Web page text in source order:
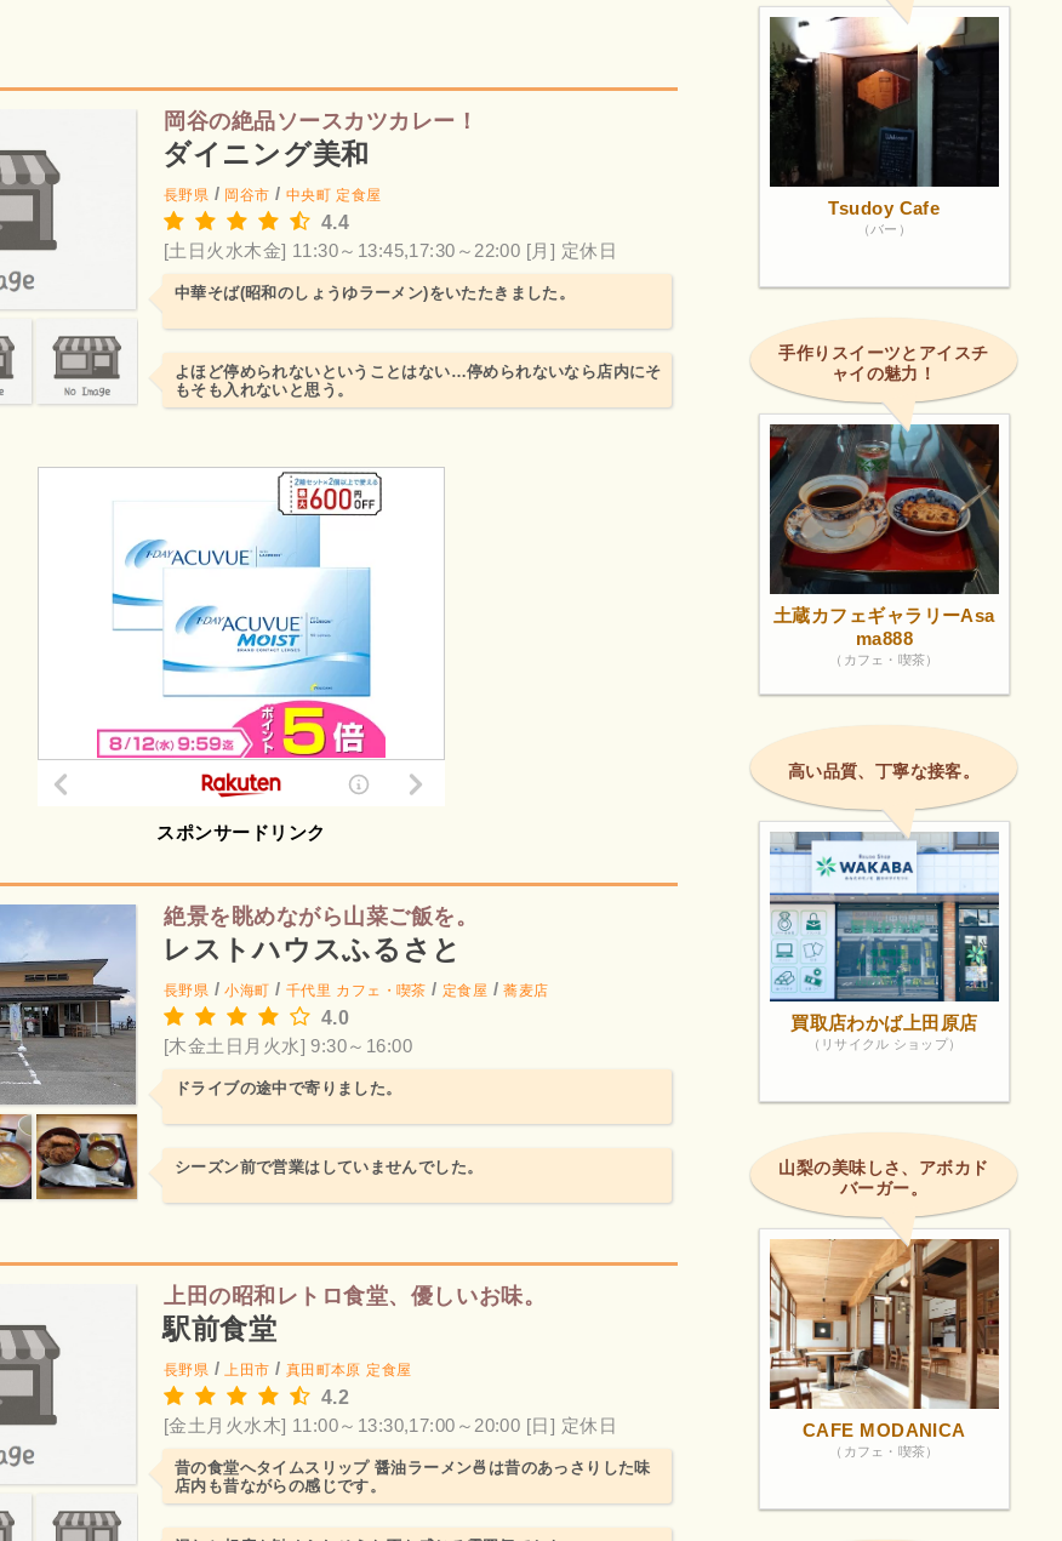
岡谷の絶品ソースカツカレー！
ダイニング美和
長野県 / 岡谷市 / 中央町 定食屋
4.4
[土日火水木金] 11:30～13:45,17:30～22:00 [月] 定休日
中華そば(昭和のしょうゆラーメン)をいたたきました。
よほど停められないということはない…停められないなら店内にそ
もそも入れないと思う。
スポンサードリンク
絶景を眺めながら山菜ご飯を。
レストハウスふるさと
長野県 /小海町 / 千代里 カフェ・喫茶 / 定食屋 /蕎麦店
4.0
[木金土日月火水] 9:30～16:00
ドライブの途中で寄りました。
シーズン前で営業はしていませんでした。
上田の昭和レトロ食堂、優しいお味。
駅前食堂
長野県 / 上田市 / 真田町本原 定食屋
4.2
[金土月火水木] 11:00～13:30,17:00～20:00 [日] 定休日
昔の食堂へタイムスリップ 醤油ラーメン🍜は昔のあっさりした味
店内も昔ながらの感じです。
Tsudoy Cafe
（バー）
手作りスイーツとアイスチ
ャイの魅力！
土蔵カフェギャラリーAsa
ma888
（カフェ・喫茶）
高い品質、丁寧な接客。
買取店わかば上田原店
（リサイクル ショップ）
山梨の美味しさ、アボカド
バーガー。
CAFE MODANICA
（カフェ・喫茶）